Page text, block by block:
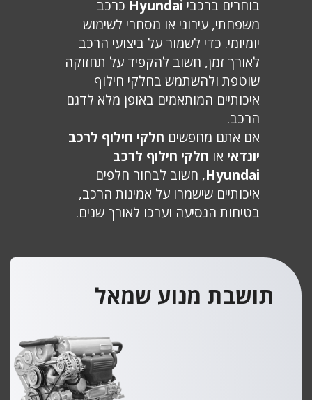
בוחרים ברכבי Hyundai כרכב
משפחתי, עירוני או מסחרי לשימוש
יומיומי. כדי לשמור על ביצועי הרכב
לאורך זמן, חשוב להקפיד על תחזוקה
שוטפת ולהשתמש בחלקי חילוף
איכותיים המותאמים באופן מלא לדגם
הרכב.
אם אתם מחפשים חלקי חילוף לרכב
יונדאי או חלקי חילוף לרכב
Hyundai, חשוב לבחור חלפים
איכותיים שישמרו על אמינות הרכב,
בטיחות הנסיעה וערכו לאורך שנים.
תושבת מנוע שמאל